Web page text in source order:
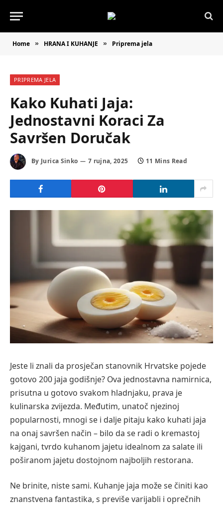
Home » HRANA I KUHANJE » Priprema jela
PRIPREMA JELA
Kako Kuhati Jaja:
Jednostavni Koraci Za
Savršen Doručak
By Jurica Sinko 7 rujna, 2025 11 Mins Read
Jeste li znali da prosječan stanovnik Hrvatske pojede
gotovo 200 jaja godišnje? Ova jednostavna namirnica,
prisutna u gotovo svakom hladnjaku, prava je
kulinarska zvijezda. Međutim, unatoč njezinoj
popularnosti, mnogi se i dalje pitaju kako kuhati jaja
na onaj savršen način – bilo da se radi o kremastoj
kajgani, tvrdo kuhanom jajetu idealnom za salate ili
poširanom jajetu dostojnom najboljih restorana.
Ne brinite, niste sami. Kuhanje jaja može se činiti kao
znanstvena fantastika, s previše varijabli i oprečnih